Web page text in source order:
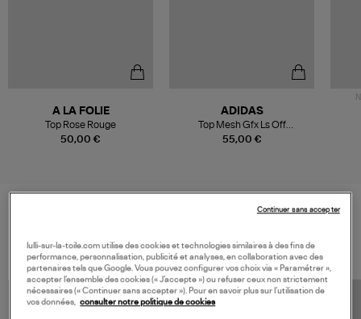
50,00 €
A LA FOLIE
Top Rose Rouge
55,00 €
ADIDAS
Top Mesh Gfx Ls Off
White/Rustic Orange, Capsule
lulli-sur-la-toile.com utilise des cookies et technologies similaires à des fins de
performance, personnalisation, publicité et analyses, en collaboration avec des
partenaires tels que Google. Vous pouvez configurer vos choix via « Paramétrer »,
accepter l’ensemble des cookies (« J’accepte ») ou refuser ceux non strictement
nécessaires (« Continuer sans accepter »). Pour en savoir plus sur l’utilisation de
vos données, consulter notre politique de cookies
Continuer sans accepter